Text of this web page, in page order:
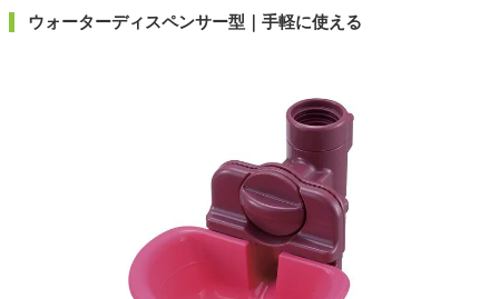
ウォーターディスペンサー型｜手軽に使える